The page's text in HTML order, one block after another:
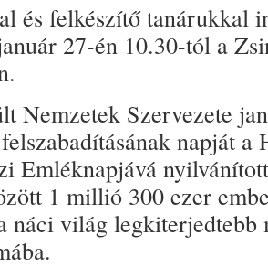
és felkészítő tanárukkal
27-én 10.30-tól a
Nemzetek Szervezete
napját
Emléknapjává
1 millió 300 ezer
náci világ legkiterjedtebb